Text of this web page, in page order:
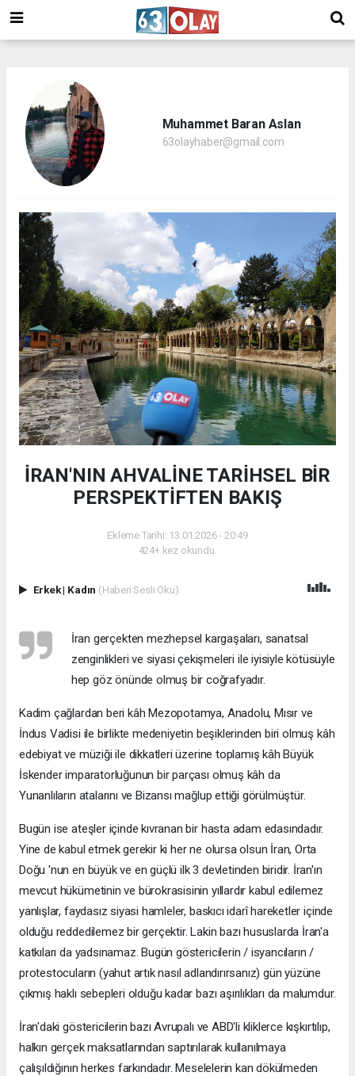
Muhammet Baran Aslan
63olayhaber@gmail.com
İRAN'NIN AHVALİNE TARİHSEL BİR
PERSPEKTİFTEN BAKIŞ
Ekleme Tarihi: 13.01.2026 - 20:49
424+ kez okundu.
Erkek| Kadın (Haberi Sesli Oku)
İran gerçekten mezhepsel kargaşaları, sanatsal
zenginlikleri ve siyasi çekişmeleri ile iyisiyle kötüsüyle
hep göz önünde olmuş bir coğrafyadır.
Kadim çağlardan beri kâh Mezopotamya, Anadolu, Mısır ve
İndus Vadisi ile birlikte medeniyetin beşiklerinden biri olmuş kâh
edebiyat ve müziği ile dikkatleri üzerine toplamış kâh Büyük
İskender imparatorluğunun bir parçası olmuş kâh da
Yunanlıların atalarını ve Bizansı mağlup ettiği görülmüştür.
Bugün ise ateşler içinde kıvranan bir hasta adam edasındadır.
Yine de kabul etmek gerekir ki her ne olursa olsun İran, Orta
Doğu 'nun en büyük ve en güçlü ilk 3 devletinden biridir. İran'ın
mevcut hükümetinin ve bürokrasisinin yıllardır kabul edilemez
yanlışlar, faydasız siyasi hamleler, baskıcı idarî hareketler içinde
olduğu reddedilemez bir gerçektir. Lakin bazı hususlarda İran'a
katkıları da yadsınamaz. Bugün göstericilerin / isyancıların /
protestocuların (yahut artık nasıl adlandırırsanız) gün yüzüne
çıkmış haklı sebepleri olduğu kadar bazı aşırılıkları da malumdur.
İran'daki göstericilerin bazı Avrupalı ve ABD'li kliklerce kışkırtılıp,
halkın gerçek maksatlarından saptırılarak kullanılmaya
çalışıldığının herkes farkındadır. Meselelerin kan dökülmeden